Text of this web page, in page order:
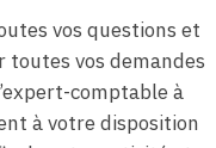
vos questions et
toutes vos demandes
comptable à
à votre disposition